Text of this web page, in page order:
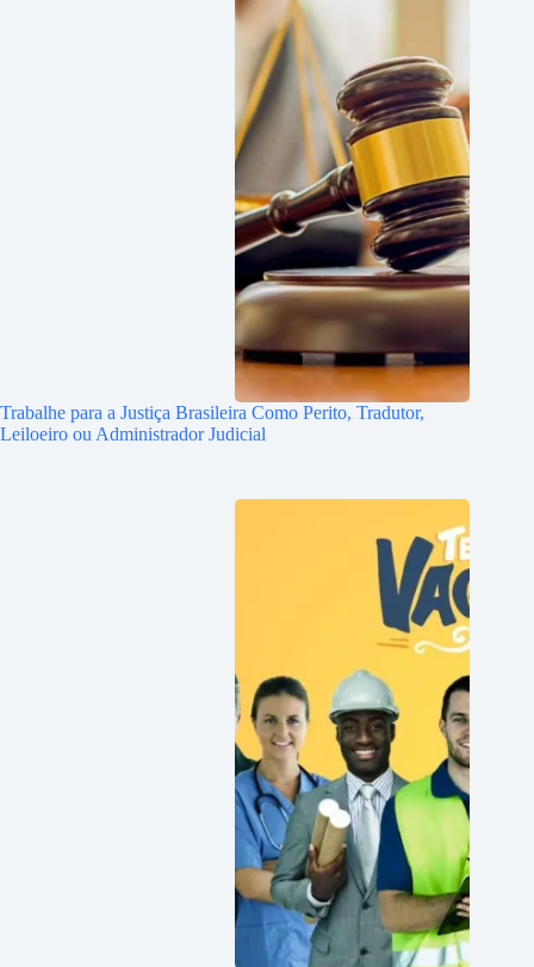
Trabalhe para a Justiça Brasileira Como Perito, Tradutor,
Leiloeiro ou Administrador Judicial